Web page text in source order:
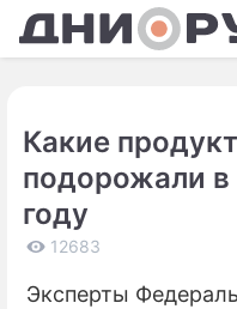
Какие
подорожали
году
12683
Эксперты